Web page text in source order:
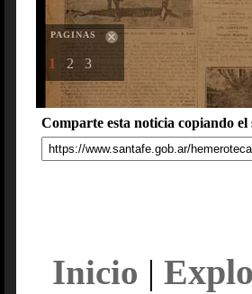
PAGINAS
1 2 3
Comparte esta noticia copiando el
Inicio |